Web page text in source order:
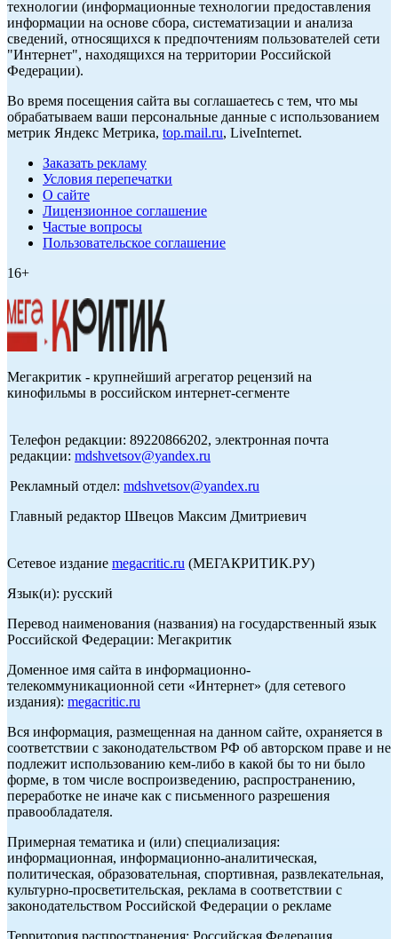
технологии (информационные технологии предоставления
информации на основе сбора, систематизации и анализа
сведений, относящихся к предпочтениям пользователей сети
"Интернет", находящихся на территории Российской
Федерации).
Во время посещения сайта вы соглашаетесь с тем, что мы
обрабатываем ваши персональные данные с использованием
метрик Яндекс Метрика, top.mail.ru, LiveInternet.
Заказать рекламу
Условия перепечатки
О сайте
Лицензионное соглашение
Частые вопросы
Пользовательское соглашение
16+
Мегакритик - крупнейший агрегатор рецензий на
кинофильмы в российском интернет-сегменте
Телефон редакции: 89220866202, электронная почта
редакции: mdshvetsov@yandex.ru
Рекламный отдел: mdshvetsov@yandex.ru
Главный редактор Швецов Максим Дмитриевич
Сетевое издание megacritic.ru (МЕГАКРИТИК.РУ)
Язык(и): русский
Перевод наименования (названия) на государственный язык
Российской Федерации: Мегакритик
Доменное имя сайта в информационно-
телекоммуникационной сети «Интернет» (для сетевого
издания): megacritic.ru
Вся информация, размещенная на данном сайте, охраняется в
соответствии с законодательством РФ об авторском праве и не
подлежит использованию кем-либо в какой бы то ни было
форме, в том числе воспроизведению, распространению,
переработке не иначе как с письменного разрешения
правообладателя.
Примерная тематика и (или) специализация:
информационная, информационно-аналитическая,
политическая, образовательная, спортивная, развлекательная,
культурно-просветительская, реклама в соответствии с
законодательством Российской Федерации о рекламе